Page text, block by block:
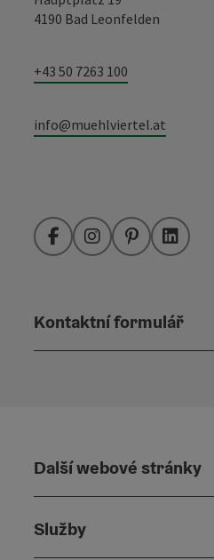
4190 Bad Leonfelden
+43 50 7263 100
info@muehlviertel.at
FacebookInstagramPinterestLinkedIn
Kontaktní formulář
Další webové stránky
Služby